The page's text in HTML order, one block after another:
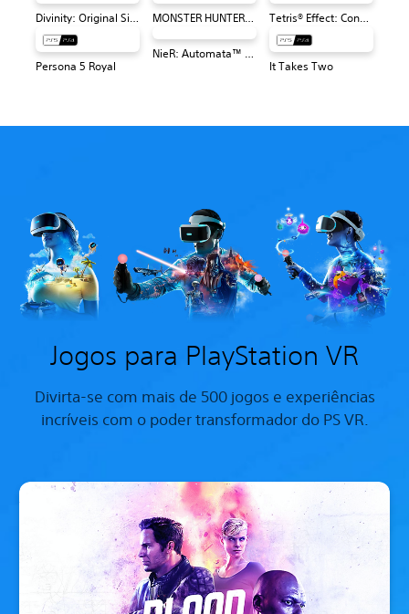
Divinity: Original Sin 2 - Definitive Edition PS4 & PS5 MONSTER HUNTER: WORLD™ Tetris® Effect: Connected
Persona 5 Royal
NieR: Automata™ Game of the YoRHa Edition
It Takes Two
Jogos para PlayStation VR
Divirta-se com mais de 500 jogos e experiências
incríveis com o poder transformador do PS VR.